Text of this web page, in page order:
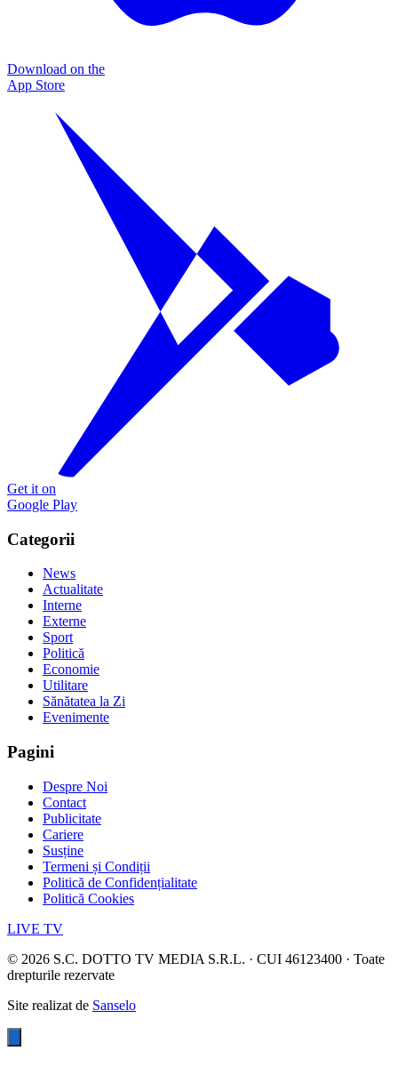
Download on the
App Store
Get it on
Google Play
Categorii
News
Actualitate
Interne
Externe
Sport
Politică
Economie
Utilitare
Sănătatea la Zi
Evenimente
Pagini
Despre Noi
Contact
Publicitate
Cariere
Susține
Termeni și Condiții
Politică de Confidențialitate
Politică Cookies
LIVE TV
© 2026 S.C. DOTTO TV MEDIA S.R.L. · CUI 46123400 · Toate
drepturile rezervate
Site realizat de Sanselo